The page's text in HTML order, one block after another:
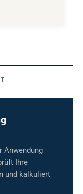
Anwendung
Ihre
und kalkuliert